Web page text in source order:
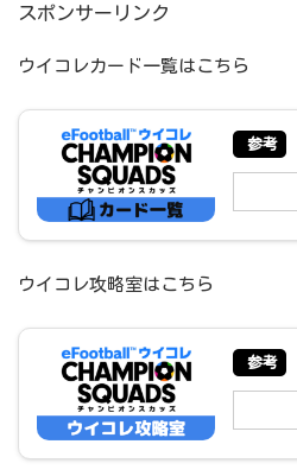
スポンサーリンク
ウイコレカード一覧はこちら
参考
ウイコレ攻略室はこちら
参考